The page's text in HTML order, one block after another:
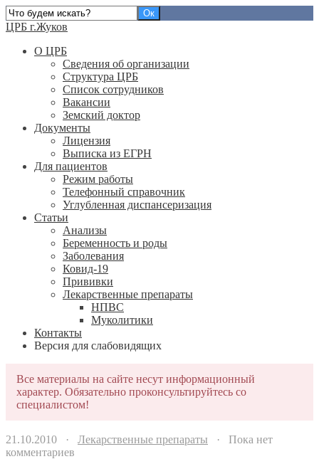
ЦРБ г.Жуков
О ЦРБ
Сведения об организации
Структура ЦРБ
Список сотрудников
Вакансии
Земский доктор
Документы
Лицензия
Выписка из ЕГРН
Для пациентов
Режим работы
Телефонный справочник
Углубленная диспансеризация
Статьи
Анализы
Беременность и роды
Заболевания
Ковид-19
Прививки
Лекарственные препараты
НПВС
Муколитики
Контакты
Версия для слабовидящих
Все материалы на сайте несут информационный
характер. Обязательно проконсультируйтесь со
специалистом!
21.10.2010 · Лекарственные препараты · Пока нет
комментариев